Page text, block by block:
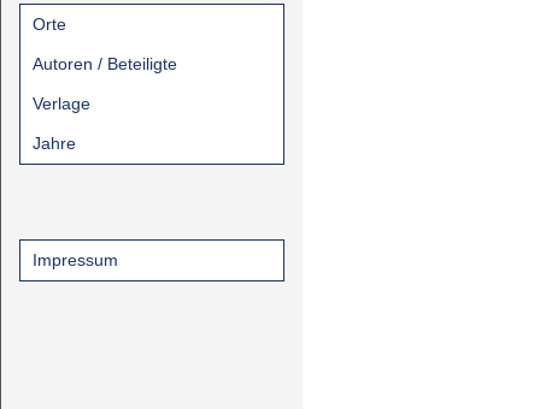
Orte
Autoren / Beteiligte
Verlage
Jahre
Impressum